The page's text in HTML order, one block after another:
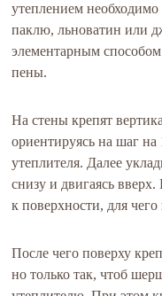
утеплением
паклю, льноватин или
элементарным
пены.
На стены крепят
ориентируясь на шаг
утеплителя. Далее
снизу и двигаясь
к поверхности, для
После чего поверху
но только так, чтоб